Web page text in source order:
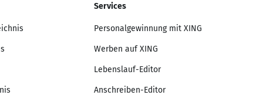
Services
Personalgewinnung mit XING
Werben auf XING
Lebenslauf-Editor
Anschreiben-Editor